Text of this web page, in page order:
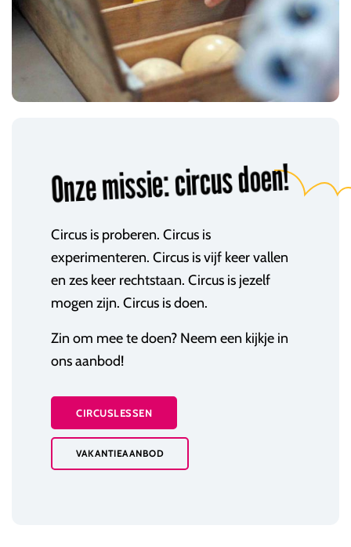
Onze missie: circus doen!
Circus is proberen. Circus is
experimenteren. Circus is vijf keer vallen
en zes keer rechtstaan. Circus is jezelf
mogen zijn. Circus is doen.
Zin om mee te doen? Neem een kijkje in
ons aanbod!
CIRCUSLESSEN
VAKANTIEAANBOD